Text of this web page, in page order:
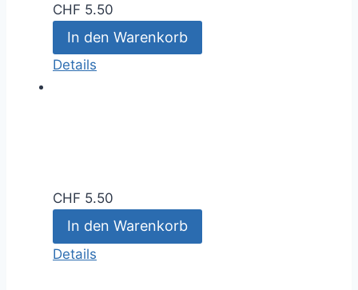
CHF 5.50
In den Warenkorb
Details
CHF 5.50
In den Warenkorb
Details